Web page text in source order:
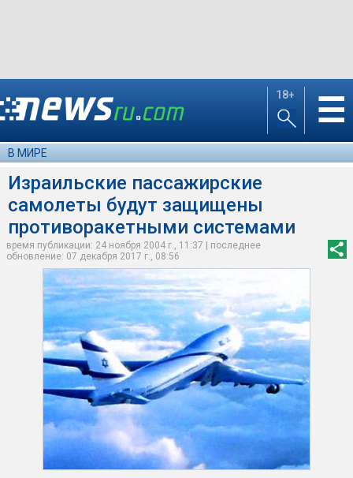
18+ ☰
В МИРЕ
Израильские пассажирские
самолеты будут защищены
противоракетными системами
время публикации: 24 ноября 2004 г., 11:37 | последнее
обновление: 07 декабря 2017 г., 08:56